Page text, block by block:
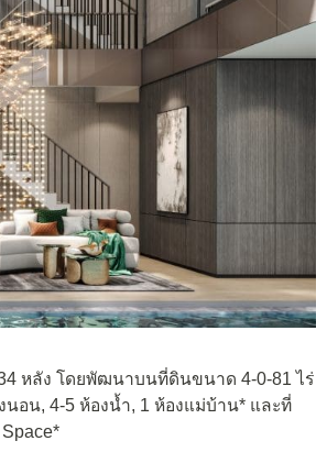
หลัง โดยพัฒนาบนที่ดินขนาด 4-0-81 ไร่
อน, 4-5 ห้องน้ำ, 1 ห้องแม่บ้าน* และที่